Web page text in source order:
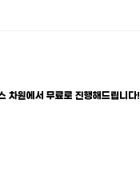
차원에서 무료로 진행해드립니다!